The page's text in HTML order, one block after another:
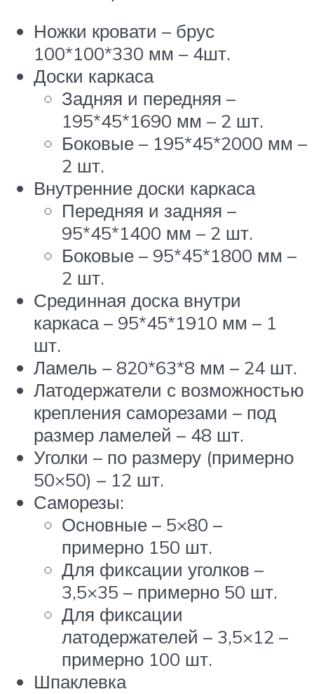
Ножки кровати – брус
100*100*330 мм – 4шт.
Доски каркаса
Задняя и передняя –
195*45*1690 мм – 2 шт.
Боковые – 195*45*2000 мм –
2 шт.
Внутренние доски каркаса
Передняя и задняя –
95*45*1400 мм – 2 шт.
Боковые – 95*45*1800 мм –
2 шт.
Срединная доска внутри
каркаса – 95*45*1910 мм – 1
шт.
Ламель – 820*63*8 мм – 24 шт.
Латодержатели с возможностью
крепления саморезами – под
размер ламелей – 48 шт.
Уголки – по размеру (примерно
50×50) – 12 шт.
Саморезы:
Основные – 5×80 –
примерно 150 шт.
Для фиксации уголков –
3,5×35 – примерно 50 шт.
Для фиксации
латодержателей – 3,5×12 –
примерно 100 шт.
Шпаклевка